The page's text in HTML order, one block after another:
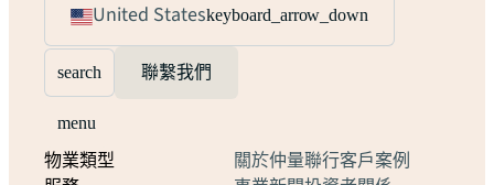
United Stateskeyboard_arrow_down
search 聯繫我們
menu
物業類型
關於仲量聯行客戶案例